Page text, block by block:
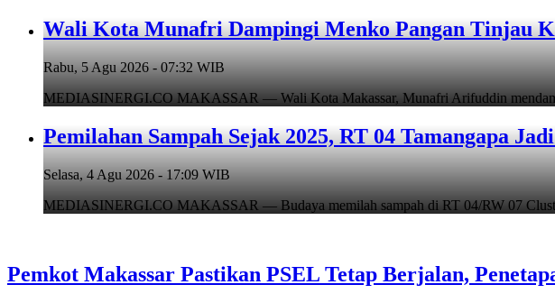
Wali Kota Munafri Dampingi Menko Pangan Tinjau
Rabu, 5 Agu 2026 - 07:32 WIB
MEDIASINERGI.CO MAKASSAR — Wali Kota Makassar, Munafri Arifuddin
Pemilahan Sampah Sejak 2025, RT 04 Tamangapa
Selasa, 4 Agu 2026 - 17:09 WIB
MEDIASINERGI.CO MAKASSAR — Budaya memilah sampah di RT 04/RW 07
Pemkot Makassar Pastikan PSEL Tetap Berjalan,